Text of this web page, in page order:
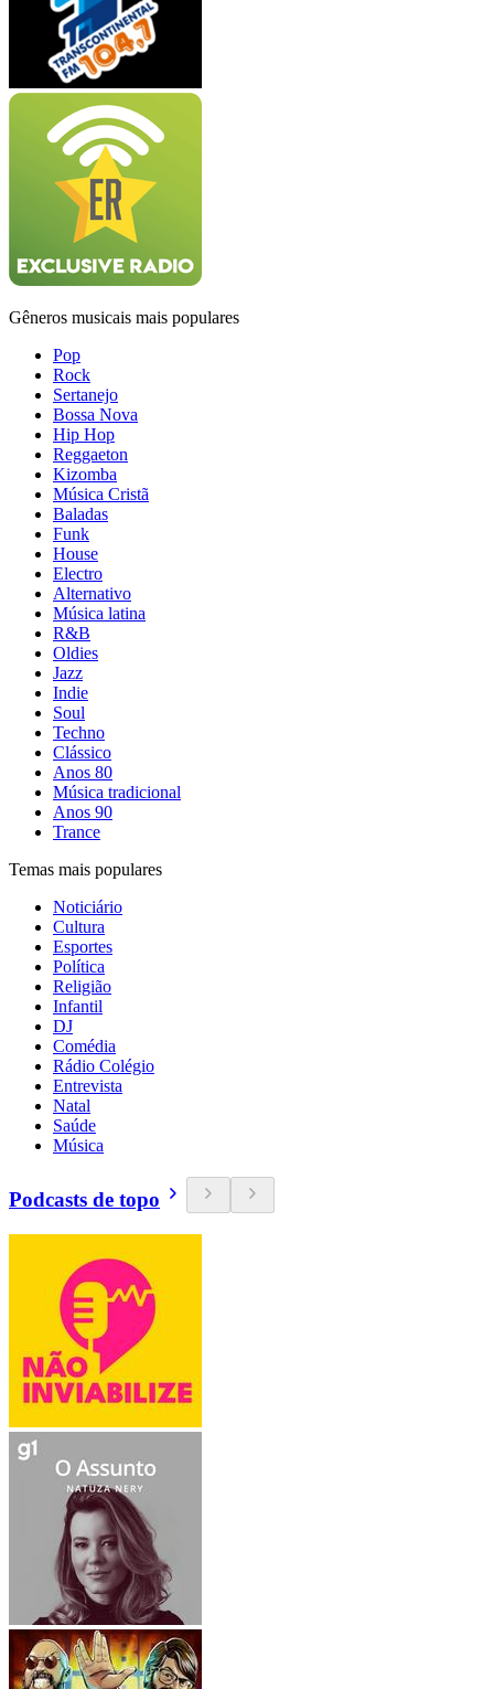
Gêneros musicais mais populares
Pop
Rock
Sertanejo
Bossa Nova
Hip Hop
Reggaeton
Kizomba
Música Cristã
Baladas
Funk
House
Electro
Alternativo
Música latina
R&B
Oldies
Jazz
Indie
Soul
Techno
Clássico
Anos 80
Música tradicional
Anos 90
Trance
Temas mais populares
Noticiário
Cultura
Esportes
Política
Religião
Infantil
DJ
Comédia
Rádio Colégio
Entrevista
Natal
Saúde
Música
Podcasts de topo